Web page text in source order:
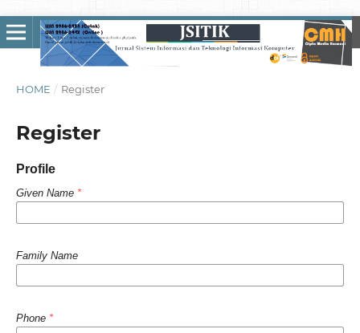
HOME / Register
Register
Profile
Given Name *
Family Name
Phone *